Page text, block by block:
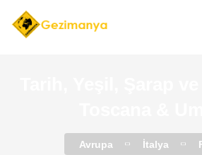
Avrupa İtalya